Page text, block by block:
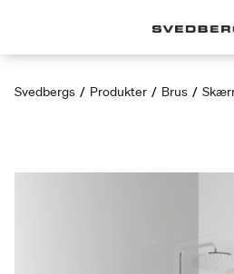
Svedbergs / Produkter / Brus /